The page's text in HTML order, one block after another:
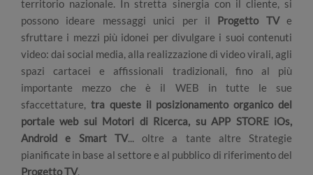
territorio nazionale. In stretta sinergia con il cliente, si
possono ideare messaggi unici per il Progetto TVe
sfruttare i mezzi più idonei per divulgare i suoi contenuti
video: dai social media, alla realizzazione di video virali, agli
spazi cartacei e affissionali tradizionali, fino al più
importante mezzo che è il WEB in tutte le sue
sfaccettature, tra queste il posizionamento organico del
portale web sui Motori di Ricerca, su APP STORE iOs,
Android e Smart TV... oltre a tante altre Strategie
pianificate in base al settore e al pubblico di riferimento del
Progetto TV.